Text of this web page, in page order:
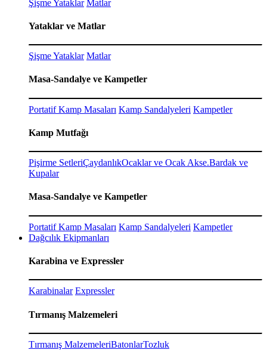
Şişme Yataklar Matlar
Yataklar ve Matlar
Şişme Yataklar Matlar
Masa-Sandalye ve Kampetler
Portatif Kamp Masaları Kamp Sandalyeleri Kampetler
Kamp Mutfağı
Pişirme SetleriÇaydanlıkOcaklar ve Ocak Akse.Bardak ve
Kupalar
Masa-Sandalye ve Kampetler
Portatif Kamp Masaları Kamp Sandalyeleri Kampetler
Dağcılık Ekipmanları
Karabina ve Expressler
Karabinalar Expressler
Tırmanış Malzemeleri
Tırmanış MalzemeleriBatonlarTozluk